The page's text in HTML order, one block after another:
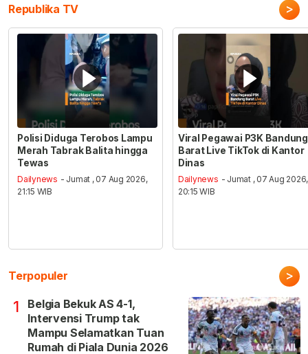
Republika TV >
Polisi Diduga Terobos Lampu
Merah Tabrak Balita hingga
Tewas
Dailynews - Jumat , 07 Aug 2026,
21:15 WIB
Viral Pegawai P3K Bandung
Barat Live TikTok di Kantor
Dinas
Dailynews - Jumat , 07 Aug 2026,
20:15 WIB
Terpopuler >
1
Belgia Bekuk AS 4-1,
Intervensi Trump tak
Mampu Selamatkan Tuan
Rumah di Piala Dunia 2026